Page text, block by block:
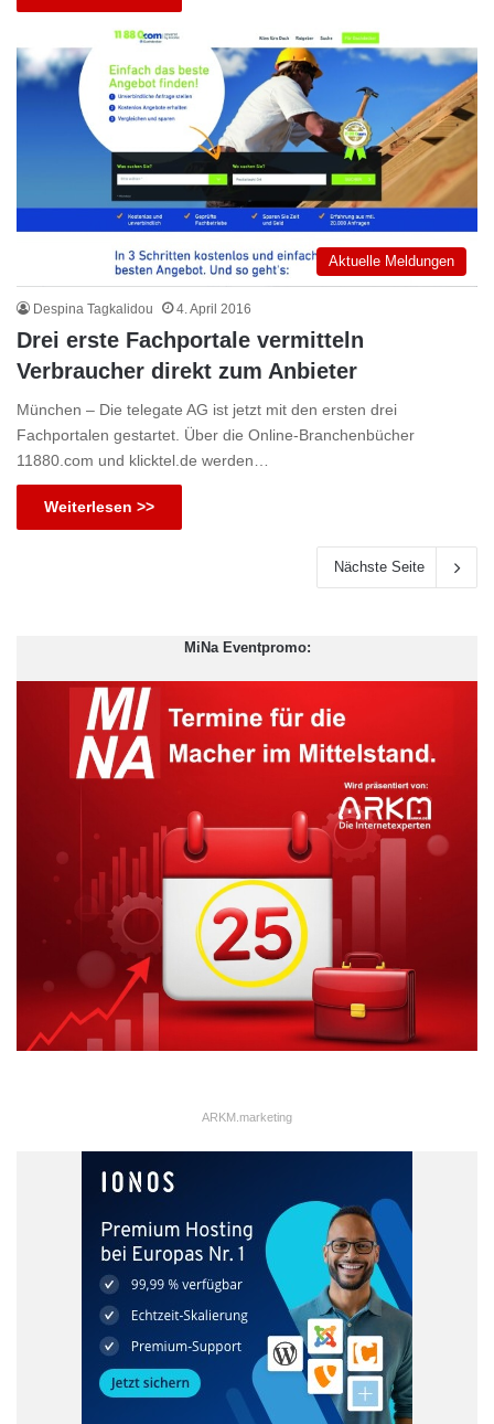
Aktuelle Meldungen
Despina Tagkalidou 4. April 2016
Drei erste Fachportale vermitteln
Verbraucher direkt zum Anbieter
München – Die telegate AG ist jetzt mit den ersten drei
Fachportalen gestartet. Über die Online-Branchenbücher
11880.com und klicktel.de werden…
Weiterlesen >>
Nächste Seite
MiNa Eventpromo:
ARKM.marketing